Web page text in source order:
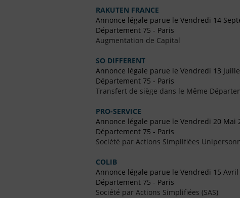
RAKUTEN FRANCE
Annonce légale parue le Vendredi 14
Département 75 - Paris
Augmentation de Capital
SO DIFFERENT
Annonce légale parue le Vendredi 13
Département 75 - Paris
Transfert de siège dans le Même
PRO-SERVICE
Annonce légale parue le Vendredi 20 Mai
Département 75 - Paris
Société par Actions Simplifiées
COLIB
Annonce légale parue le Vendredi 15 Avril
Département 75 - Paris
Société par Actions Simplifiées (SAS)